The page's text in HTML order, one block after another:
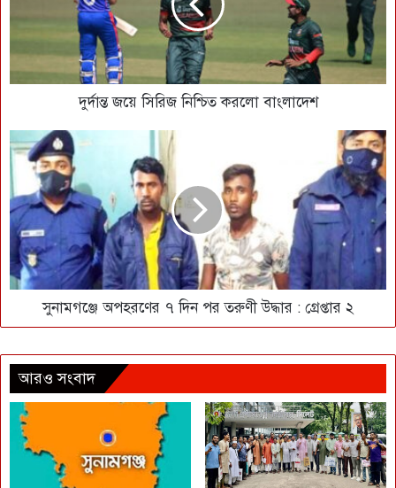
দুর্দান্ত জয়ে সিরিজ নিশ্চিত করলো বাংলাদেশ
সুনামগঞ্জে অপহরণের ৭ দিন পর তরুণী উদ্ধার : গ্রেপ্তার ২
আরও সংবাদ